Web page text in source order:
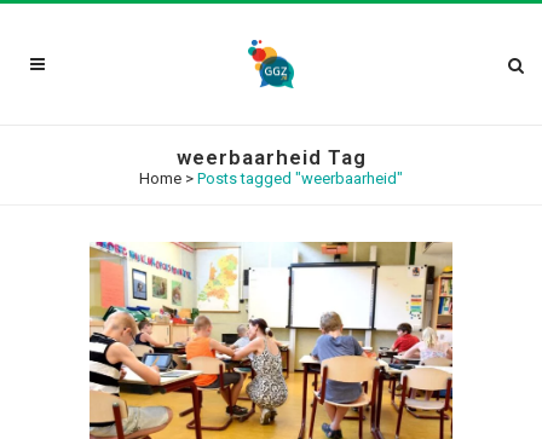
weerbaarheid Tag
Home > Posts tagged "weerbaarheid"